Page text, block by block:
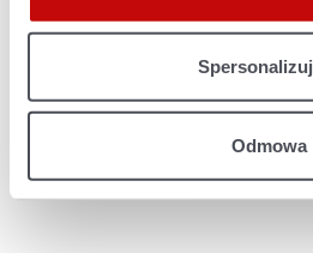
Spersonalizuj
Odmowa